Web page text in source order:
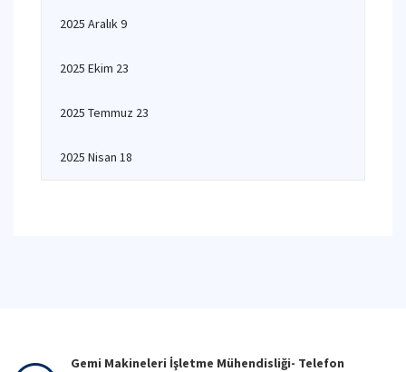
2025 Aralık 9
2025 Ekim 23
2025 Temmuz 23
2025 Nisan 18
Gemi Makineleri İşletme Mühendisliği- Telefon